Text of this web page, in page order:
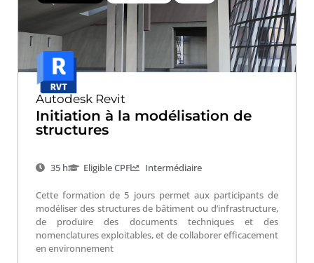
Autodesk Revit
Initiation à la modélisation de
structures
35 h Eligible CPF Intermédiaire
Cette formation de 5 jours permet aux participants de
modéliser des structures de bâtiment ou d’infrastructure,
de produire des documents techniques et des
nomenclatures exploitables, et de collaborer efficacement
en environnement